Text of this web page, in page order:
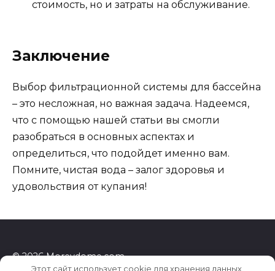
стоимость, но и затраты на обслуживание.
Заключение
Выбор фильтрационной системы для бассейна
– это несложная, но важная задача. Надеемся,
что с помощью нашей статьи вы смогли
разобраться в основных аспектах и
определиться, что подойдет именно вам.
Помните, чистая вода – залог здоровья и
удовольствия от купания!
© 2026 Morevdome.com
Этот сайт использует cookie для хранения данных.